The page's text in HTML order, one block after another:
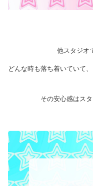
他スタジオ
どんな時も落ち着いていて
その安心感はス